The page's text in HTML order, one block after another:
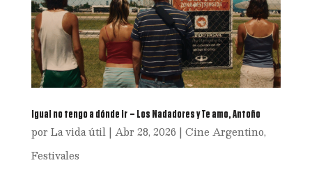
Igual no tengo a dónde ir – Los Nadadores y Te amo, Antoño
por La vida útil| Abr 28, 2026 | Cine Argentino,
Festivales